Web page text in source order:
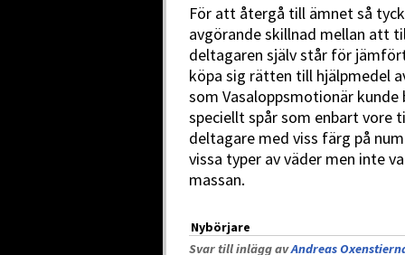
För att återgå till ämnet så
avgörande skillnad mellan att
deltagaren själv står för
köpa sig rätten till hjälpmedel
som Vasaloppsmotionär
speciellt spår som enbart
deltagare med viss färg på
vissa typer av väder men inte
massan.
Nybörjare
Svar till inlägg avAndreas